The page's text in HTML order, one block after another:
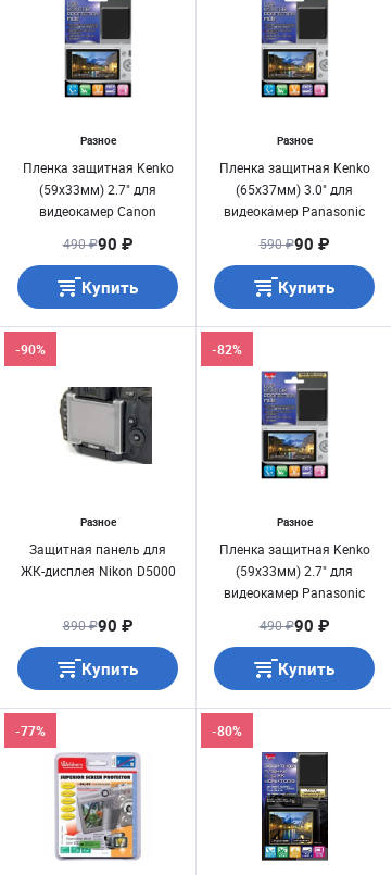
Разное
Пленка защитная Kenko
(59х33мм) 2.7" для
видеокамер Canon
490 ₽90 ₽
Купить
Разное
Пленка защитная Kenko
(65х37мм) 3.0" для
видеокамер Panasonic
590 ₽90 ₽
Купить
Разное
Защитная панель для
ЖК-дисплея Nikon D5000
-90%
890 ₽90 ₽
Купить
Разное
Пленка защитная Kenko
(59х33мм) 2.7" для
видеокамер Panasonic
-82%
490 ₽90 ₽
Купить
-77% -80%